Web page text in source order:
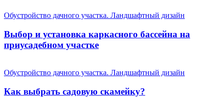
Обустройство дачного участка. Ландшафтный дизайн
Выбор и установка каркасного бассейна на
приусадебном участке
Обустройство дачного участка. Ландшафтный дизайн
Как выбрать садовую скамейку?